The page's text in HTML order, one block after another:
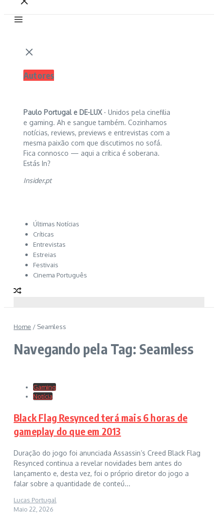
Autores
Paulo Portugal e DE-LUX - Unidos pela cinefilia
e gaming. Ah e sangue também. Cozinhamos
notícias, reviews, previews e entrevistas com a
mesma paixão com que discutimos no sofá.
Fica connosco — aqui a crítica é soberana.
Estás In?
Insider.pt
Últimas Notícias
Críticas
Entrevistas
Estreias
Festivais
Cinema Português
Home / Seamless
Navegando pela Tag: Seamless
Gaming
Notícia
Black Flag Resynced terá mais 6 horas de
gameplay do que em 2013
Duração do jogo foi anunciada Assassin’s Creed Black Flag
Resynced continua a revelar novidades bem antes do
lançamento e, desta vez, foi o próprio diretor do jogo a
falar sobre a quantidade de conteú...
Lucas Portugal
Maio 22, 2026